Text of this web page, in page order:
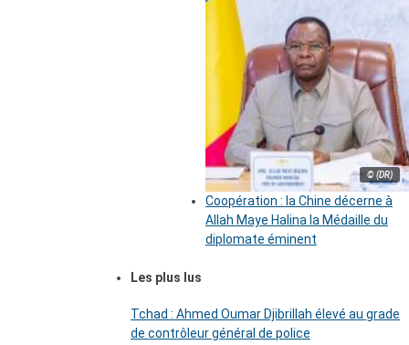
© (DR)
Coopération : la Chine décerne à
Allah Maye Halina la Médaille du
diplomate éminent
Les plus lus
Tchad : Ahmed Oumar Djibrillah élevé au grade
de contrôleur général de police